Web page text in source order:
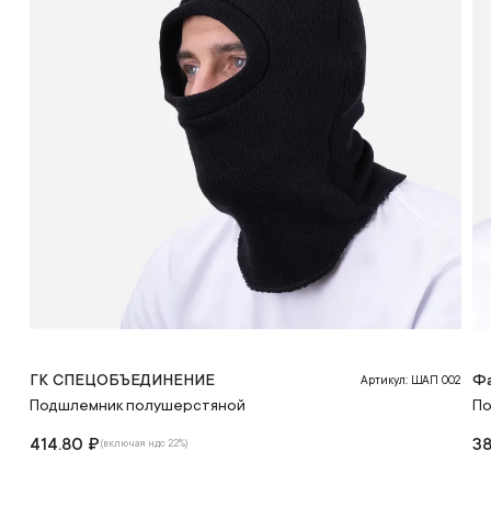
ГК СПЕЦОБЪЕДИНЕНИЕ Артикул: ШАП 002
Подшлемник полушерстяной
414.80 ₽(включая ндс 22%)